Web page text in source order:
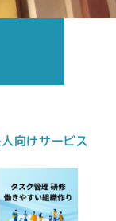
別セッション